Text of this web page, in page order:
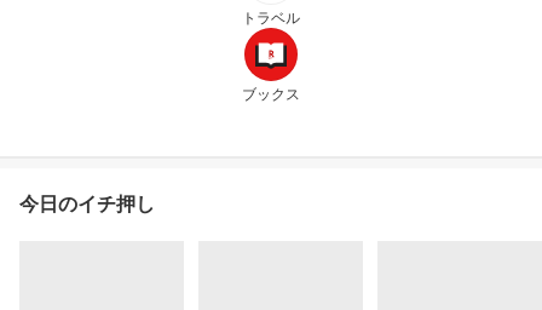
トラベル
ブックス
今日のイチ押し